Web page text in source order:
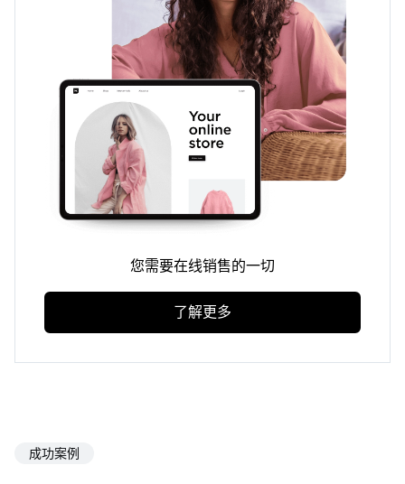
您需要在线销售的一切
了解更多
成功案例